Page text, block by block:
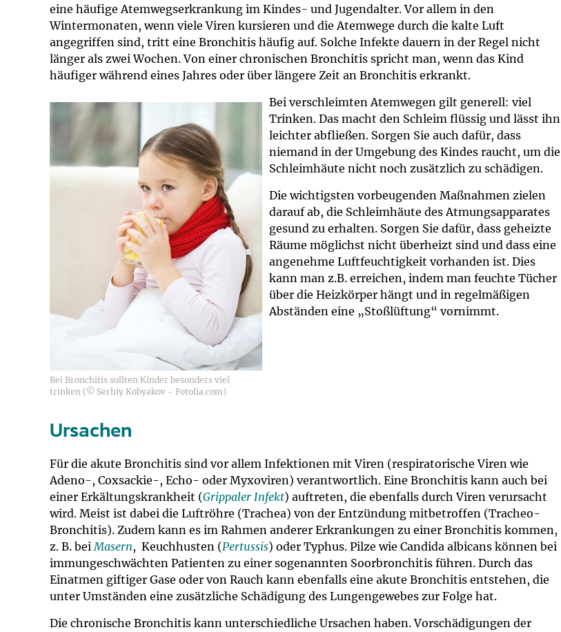
Impfsicherheit
Häufige Fragen
Recht auf Impfung
Vorsorge- und Impferinnerung
Notdienste
Empfehlungen zum Bildschirmmediengebrauch
Hörlexikon
Material zu den Vorsorgen
Entwicklungskalender
Broschüren und Informationsflyer
U0-Vorsorge
eine häufige Atemwegserkrankung im Kindes- und Jugendalter. Vor allem in den
Wintermonaten, wenn viele Viren kursieren und die Atemwege durch die kalte Luft
angegriffen sind, tritt eine Bronchitis häufig auf. Solche Infekte dauern in der Regel nicht
länger als zwei Wochen. Von einer chronischen Bronchitis spricht man, wenn das Kind
häufiger während eines Jahres oder über längere Zeit an Bronchitis erkrankt.
Bei Bronchitis sollten Kinder besonders viel
trinken (© Serhiy Kobyakov - Fotolia.com)
Bei verschleimten Atemwegen gilt generell: viel
Trinken. Das macht den Schleim flüssig und lässt ihn
leichter abfließen. Sorgen Sie auch dafür, dass
niemand in der Umgebung des Kindes raucht, um die
Schleimhäute nicht noch zusätzlich zu schädigen.
Die wichtigsten vorbeugenden Maßnahmen zielen
darauf ab, die Schleimhäute des Atmungsapparates
gesund zu erhalten. Sorgen Sie dafür, dass geheizte
Räume möglichst nicht überheizt sind und dass eine
angenehme Luftfeuchtigkeit vorhanden ist. Dies
kann man z.B. erreichen, indem man feuchte Tücher
über die Heizkörper hängt und in regelmäßigen
Abständen eine „Stoßlüftung“ vornimmt.
Ursachen
Für die akute Bronchitis sind vor allem Infektionen mit Viren (respiratorische Viren wie
Adeno-, Coxsackie-, Echo- oder Myxoviren) verantwortlich. Eine Bronchitis kann auch bei
einer Erkältungskrankheit (Grippaler Infekt) auftreten, die ebenfalls durch Viren verursacht
wird. Meist ist dabei die Luftröhre (Trachea) von der Entzündung mitbetroffen (Tracheo-
Bronchitis). Zudem kann es im Rahmen anderer Erkrankungen zu einer Bronchitis kommen,
z. B. beiMasern, Keuchhusten (Pertussis) oder Typhus. Pilze wie Candida albicans können bei
immungeschwächten Patienten zu einer sogenannten Soorbronchitis führen. Durch das
Einatmen giftiger Gase oder von Rauch kann ebenfalls eine akute Bronchitis entstehen, die
unter Umständen eine zusätzliche Schädigung des Lungengewebes zur Folge hat.
Die chronische Bronchitis kann unterschiedliche Ursachen haben. Vorschädigungen der